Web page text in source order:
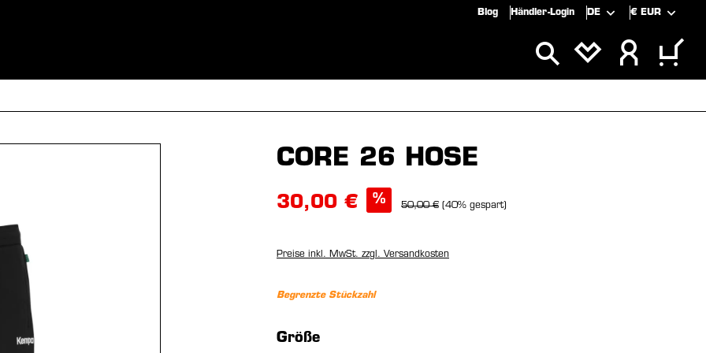
Blog Händler-Login DE € EUR
CORE 26 HOSE
30,00 € % 50,00 € (40% gespart)
Preise inkl. MwSt. zzgl. Versandkosten
Begrenzte Stückzahl
Größeauswählen